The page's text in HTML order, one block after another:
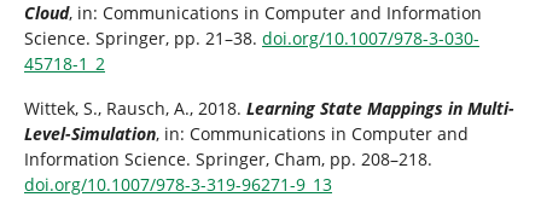
Cloud, in: Communications in Computer and Information
Science. Springer, pp. 21–38. doi.org/10.1007/978-3-030-
45718-1_2
Wittek, S., Rausch, A., 2018. Learning State Mappings in Multi-
Level-Simulation, in: Communications in Computer and
Information Science. Springer, Cham, pp. 208–218.
doi.org/10.1007/978-3-319-96271-9_13